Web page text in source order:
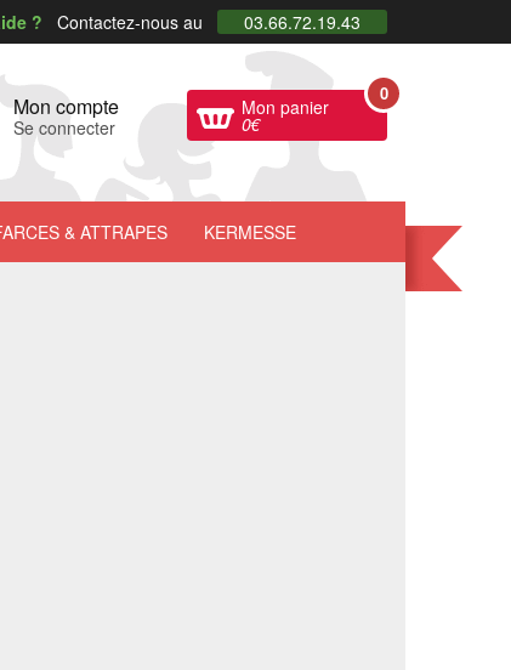
? Contactez-nous au 03.66.72.19.43
Mon compte
Se connecter
Mon panier
0€
0
& ATTRAPES KERMESSE